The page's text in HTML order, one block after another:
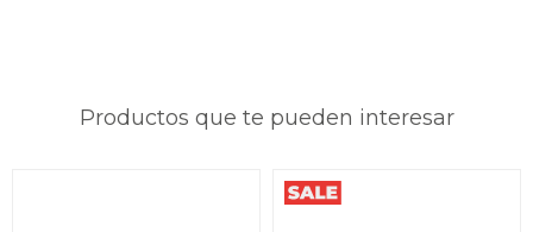
Productos que te pueden interesar